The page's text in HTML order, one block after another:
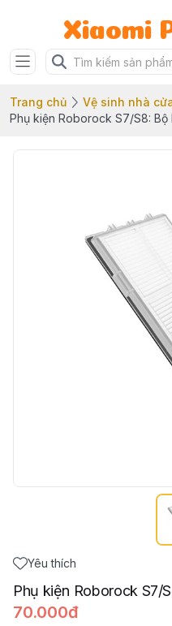
Xiaomi
Trang chủ Vệ sinh nhà
Phụ kiện Roborock S7/S8: Bộ
Yêu thích
Phụ kiện Roborock S7/
70.000đ